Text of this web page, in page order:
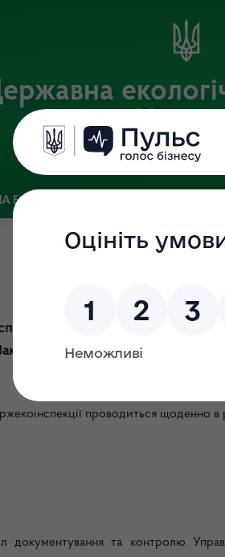
України
Офіційний веб-портал Державної
БАЗА
з громадянами, що
України «Про звернення
проводиться щоденно в
документування та контролю